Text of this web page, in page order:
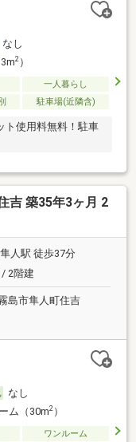
なし
2）
一人暮らし
駐車場(近隣含)
ト使用料無料！駐車
吉 築35年3ヶ月 2
人駅 徒歩37分
2階建
島市隼人町住吉
なし
ム（30m2）
ワンルーム